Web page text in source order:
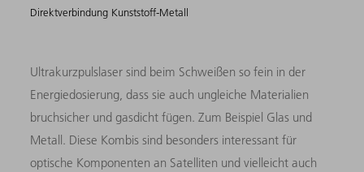
Direktverbindung Kunststoff-Metall
Ultrakurzpulslaser sind beim Schweißen so fein in der
Energiedosierung, dass sie auch ungleiche Materialien
bruchsicher und gasdicht fügen. Zum Beispiel Glas und
Metall. Diese Kombis sind besonders interessant für
optische Komponenten an Satelliten und vielleicht auch